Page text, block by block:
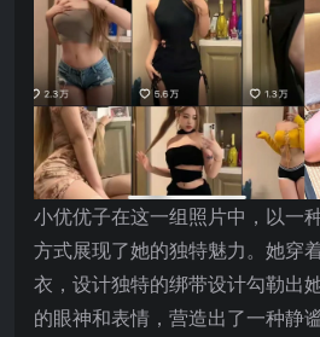
小优优子在这一组照片中，以一
方式展现了她的独特魅力。她穿
衣，设计独特的绑带设计勾勒出
的眼神和表情，营造出了一种静